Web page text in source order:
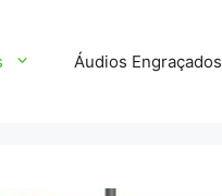
Áudios Engraçados